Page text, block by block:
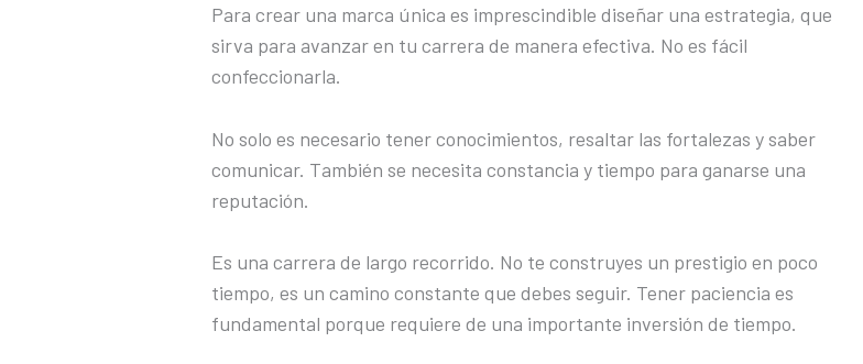
Para crear una marca única es imprescindible diseñar una estrategia, que
sirva para avanzar en tu carrera de manera efectiva. No es fácil
confeccionarla.
No solo es necesario tener conocimientos, resaltar las fortalezas y saber
comunicar. También se necesita constancia y tiempo para ganarse una
reputación.
Es una carrera de largo recorrido. No te construyes un prestigio en poco
tiempo, es un camino constante que debes seguir. Tener paciencia es
fundamental porque requiere de una importante inversión de tiempo.